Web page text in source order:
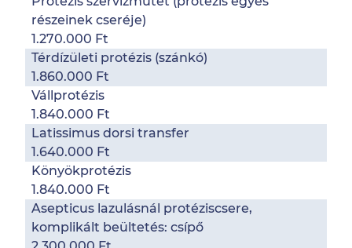
részeinek cseréje)
1.270.000 Ft
Térdízületi protézis (szánkó)
1.860.000 Ft
Vállprotézis
1.840.000 Ft
Latissimus dorsi transfer
1.640.000 Ft
Könyökprotézis
1.840.000 Ft
Asepticus lazulásnál protéziscsere,
komplikált beültetés: csípő